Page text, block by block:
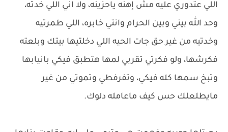
اللي عتدوري عليه مش إهنه ياحزينه، ولا اني اللي خدته،
وحد الله بيني وبين الحرام وانتي خابره، اللي طمرتيه
وخدتيه من غير حق جات الحيه اللي دخلتيها بيتك وبلعته
فكرشها، ولو فكرتي تقربي لمها هتطبق فيكي بانيابها
وتبخ سمها كله فيكي، وتفرفطي وتموتي من غير
مايطلعلك حس كيف ماعامله دلوك.